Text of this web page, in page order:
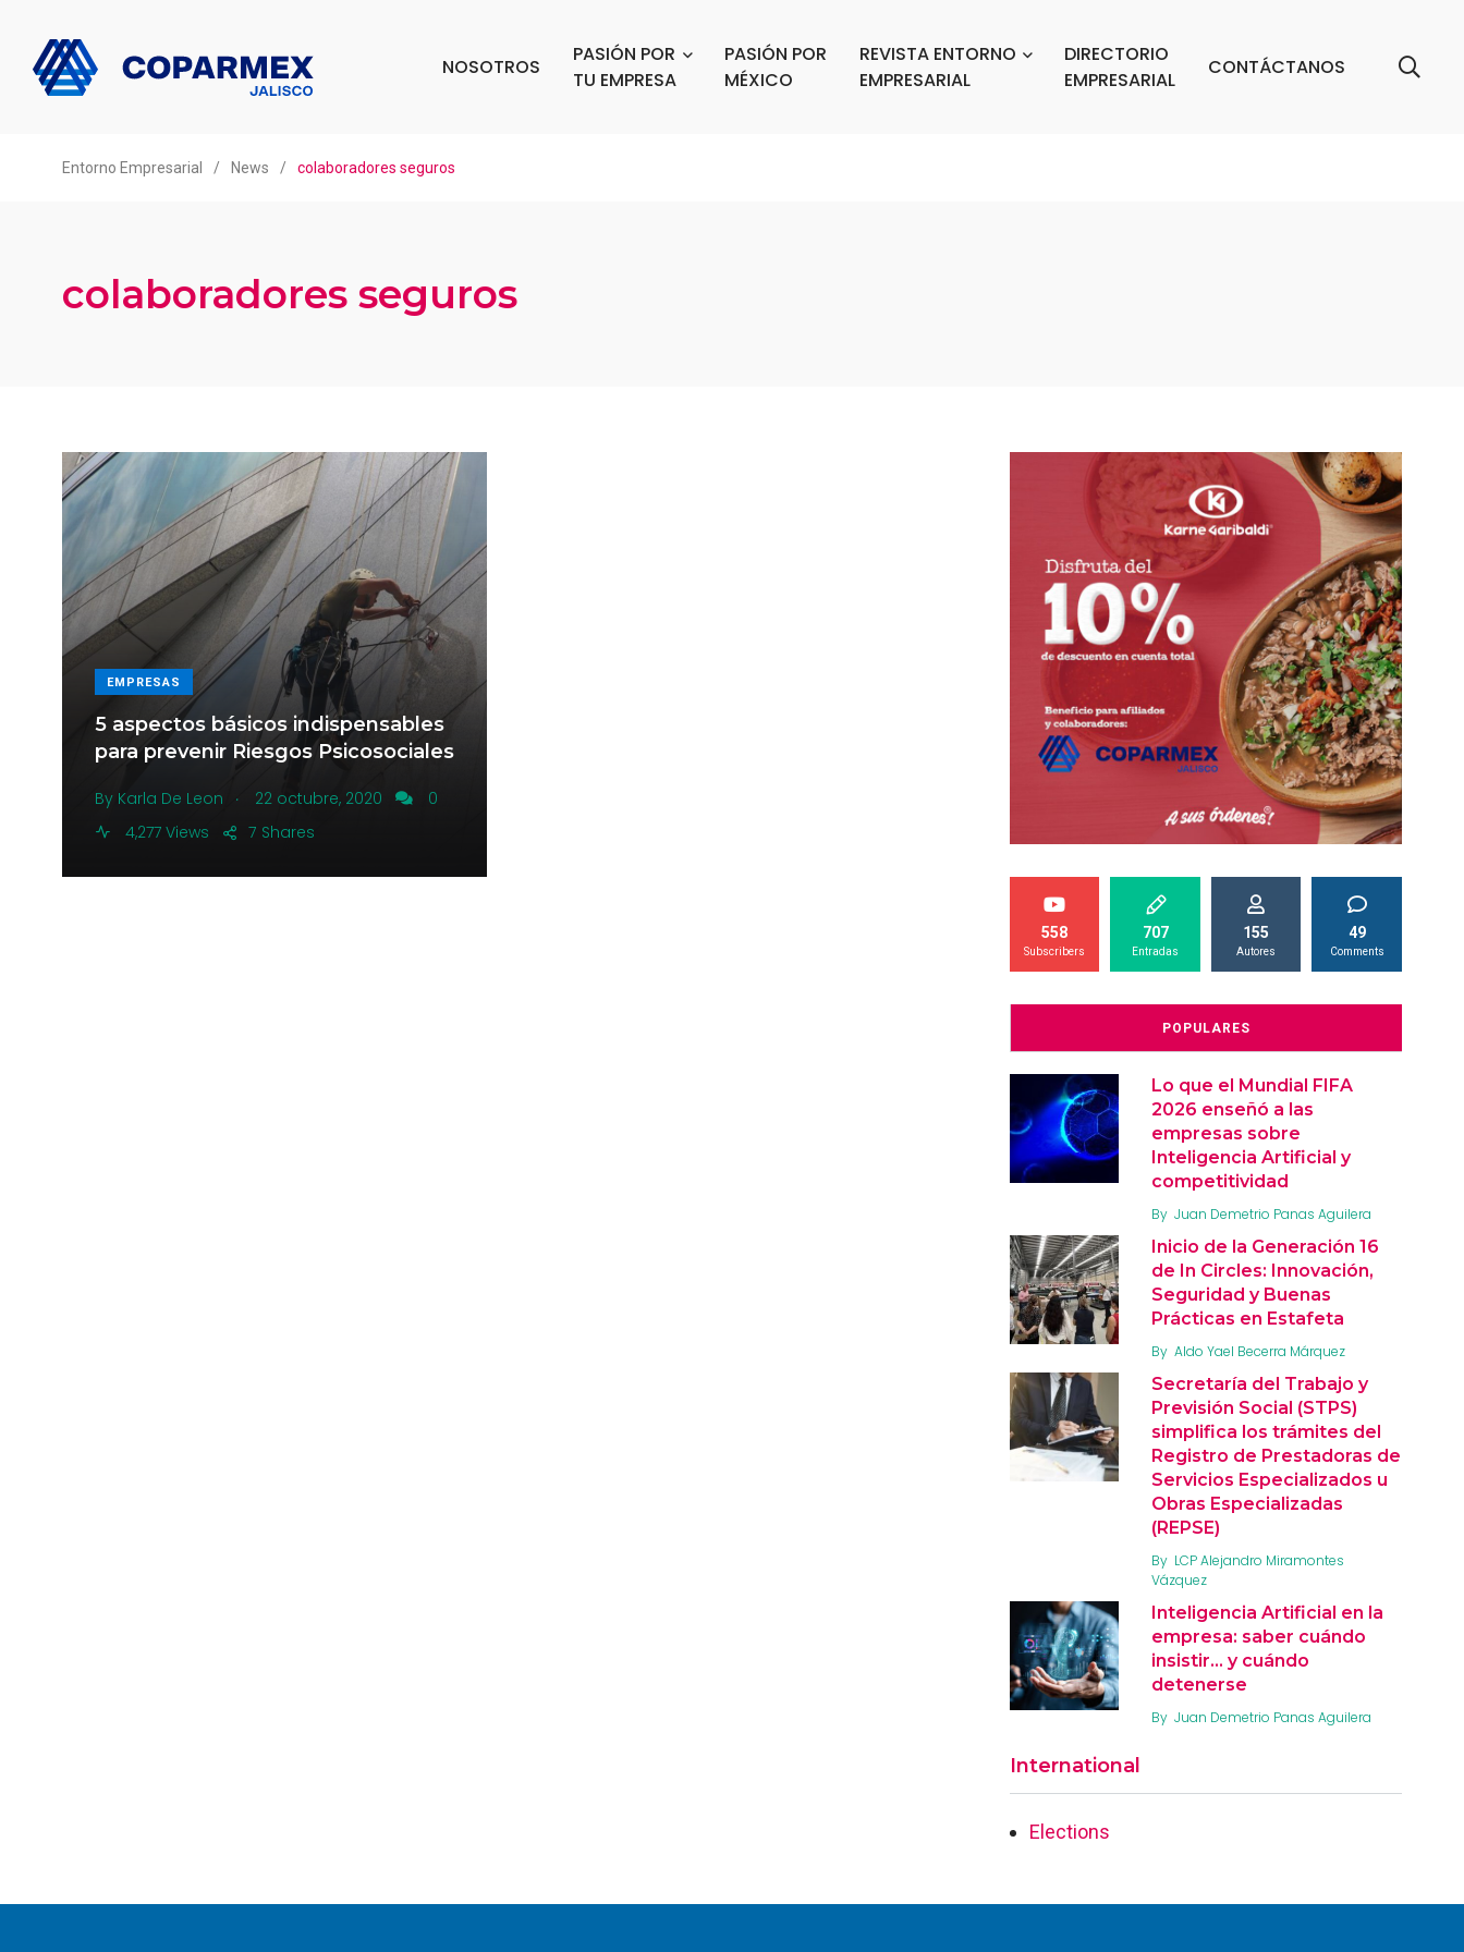
NOSOTROS
PASIÓN POR
TU EMPRESA
PASIÓN POR
MÉXICO
REVISTA ENTORNO
EMPRESARIAL
DIRECTORIO
EMPRESARIAL
CONTÁCTANOS
Entorno Empresarial / News / colaboradores seguros
colaboradores seguros
EMPRESAS
5 aspectos básicos indispensables
para prevenir Riesgos Psicosociales
By Karla De Leon . 22 octubre, 2020
0
4,277 Views
Shares
7
558
Subscribers
707
Entradas
155
Autores
49
Comments
POPULARES
Lo que el Mundial FIFA
2026 enseñó a las
empresas sobre
Inteligencia Artificial y
competitividad
By Juan Demetrio Panas Aguilera
Inicio de la Generación 16
de In Circles: Innovación,
Seguridad y Buenas
Prácticas en Estafeta
By Aldo Yael Becerra Márquez
Secretaría del Trabajo y
Previsión Social (STPS)
simplifica los trámites del
Registro de Prestadoras de
Servicios Especializados u
Obras Especializadas
(REPSE)
By LCP Alejandro Miramontes
Vázquez
Inteligencia Artificial en la
empresa: saber cuándo
insistir… y cuándo
detenerse
By Juan Demetrio Panas Aguilera
International
Elections